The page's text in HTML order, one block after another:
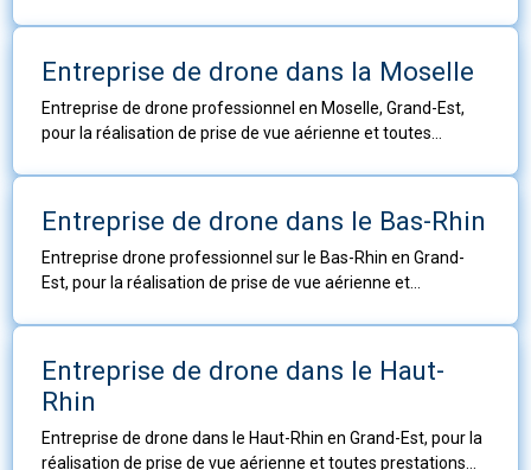
Entreprise de drone dans la Moselle
Entreprise de drone professionnel en Moselle, Grand-Est,
pour la réalisation de prise de vue aérienne et toutes
Entreprise de drone dans le Bas-Rhin
Entreprise drone professionnel sur le Bas-Rhin en Grand-
Est, pour la réalisation de prise de vue aérienne et
Entreprise de drone dans le Haut-
Rhin
Entreprise de drone dans le Haut-Rhin en Grand-Est, pour la
réalisation de prise de vue aérienne et toutes prestations